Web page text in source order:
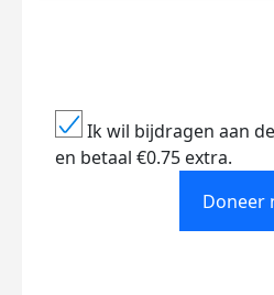
Ik wil bijdragen aan
en betaal €0.75 extra.
Doneer